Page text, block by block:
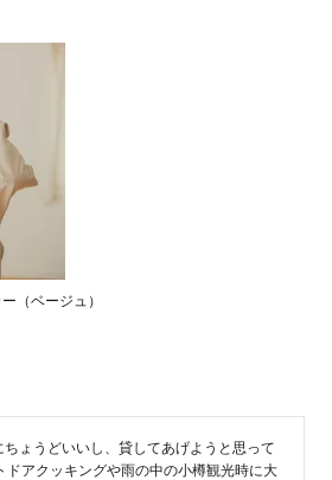
（ベージュ）
ょうどいいし、貸してあげようと思って
アクッキングや雨の中の小樽観光時に大